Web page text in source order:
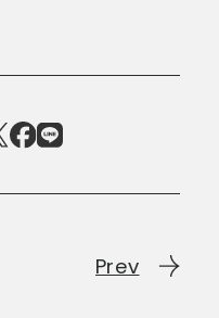
Prev